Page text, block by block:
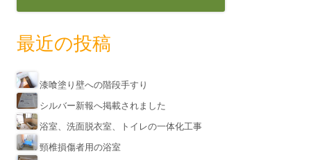
最近の投稿
漆喰塗り壁への階段手すり
シルバー新報へ掲載されました
浴室、洗面脱衣室、トイレの一体化工事
頸椎損傷者用の浴室